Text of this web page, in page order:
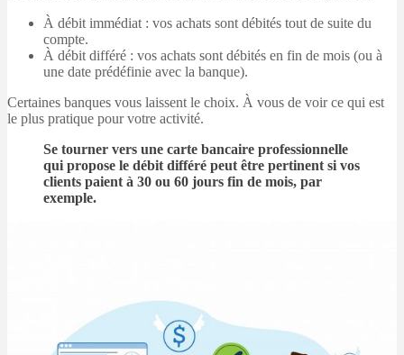
À débit immédiat : vos achats sont débités tout de suite du
compte.
À débit différé : vos achats sont débités en fin de mois (ou à
une date prédéfinie avec la banque).
Certaines banques vous laissent le choix. À vous de voir ce qui est
le plus pratique pour votre activité.
Se tourner vers une carte bancaire professionnelle
qui propose le débit différé peut être pertinent si vos
clients paient à 30 ou 60 jours fin de mois, par
exemple.